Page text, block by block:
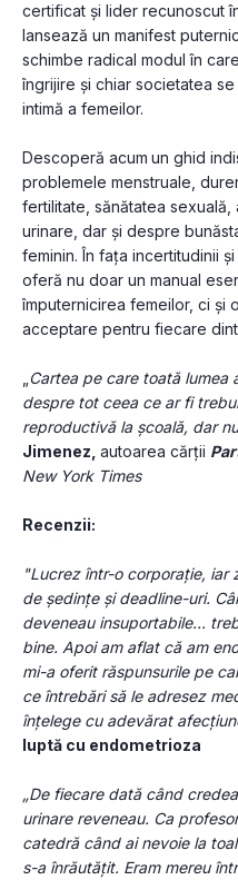
certificat și lider recunoscut
lansează un manifest
schimbe radical modul în
îngrijire și chiar societatea
intimă a femeilor.
Descoperă acum un ghid
problemele menstruale,
fertilitate, sănătatea
urinare, dar și despre
feminin. În fața incertitudinii
oferă nu doar un manual
împuternicirea femeilor, ci și
acceptare pentru fiecare
Cartea pe care toată lumea
despre tot ceea ce ar fi
reproductivă la școală, dar
Jimenez, autoarea cărții
New York Times
Recenzii:
"Lucrez într-o corporație, iar
de ședințe și deadline-uri.
deveneau insuportabile...
bine. Apoi am aflat că am
mi-a oferit răspunsurile pe
ce întrebări să le adresez
înțelege cu adevărat
luptă cu endometrioza
„De fiecare dată când
urinare reveneau. Ca
catedră când ai nevoie la
s-a înrăutățit. Eram mereu